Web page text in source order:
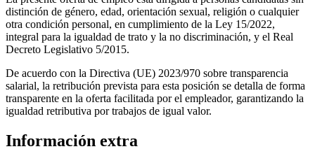
distinción de género, edad, orientación sexual, religión o cualquier
otra condición personal, en cumplimiento de la Ley 15/2022,
integral para la igualdad de trato y la no discriminación, y el Real
Decreto Legislativo 5/2015.
De acuerdo con la Directiva (UE) 2023/970 sobre transparencia
salarial, la retribución prevista para esta posición se detalla de forma
transparente en la oferta facilitada por el empleador, garantizando la
igualdad retributiva por trabajos de igual valor.
Información extra